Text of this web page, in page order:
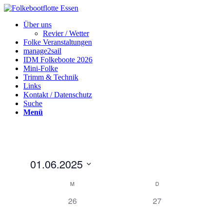
Über uns
Revier / Wetter
Folke Veranstaltungen
manage2sail
IDM Folkeboote 2026
Mini-Folke
Trimm & Technik
Links
Kontakt / Datenschutz
Suche
Menü
01.06.2025
KalenderM D
0
26
0
27